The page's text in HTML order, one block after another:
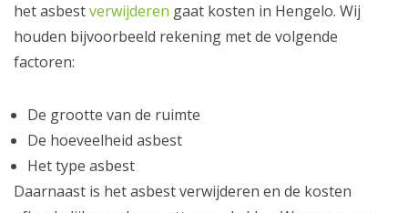
het asbestverwijderen gaat kosten in Hengelo. Wij
houden bijvoorbeeld rekening met de volgende
factoren:
De grootte van de ruimte
De hoeveelheid asbest
Het type asbest
Daarnaast is het asbest verwijderen en de kosten